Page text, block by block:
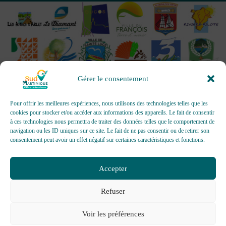
Gérer le consentement
Pour offrir les meilleures expériences, nous utilisons des technologies telles que les
cookies pour stocker et/ou accéder aux informations des appareils. Le fait de consentir
à ces technologies nous permettra de traiter des données telles que le comportement de
navigation ou les ID uniques sur ce site. Le fait de ne pas consentir ou de retirer son
consentement peut avoir un effet négatif sur certaines caractéristiques et fonctions.
Accepter
Refuser
Voir les préférences
OFFICES DE TOURISME - Pour les activités d’accueil,
d’information, de promotion/communication, de création et gestion
d’événements